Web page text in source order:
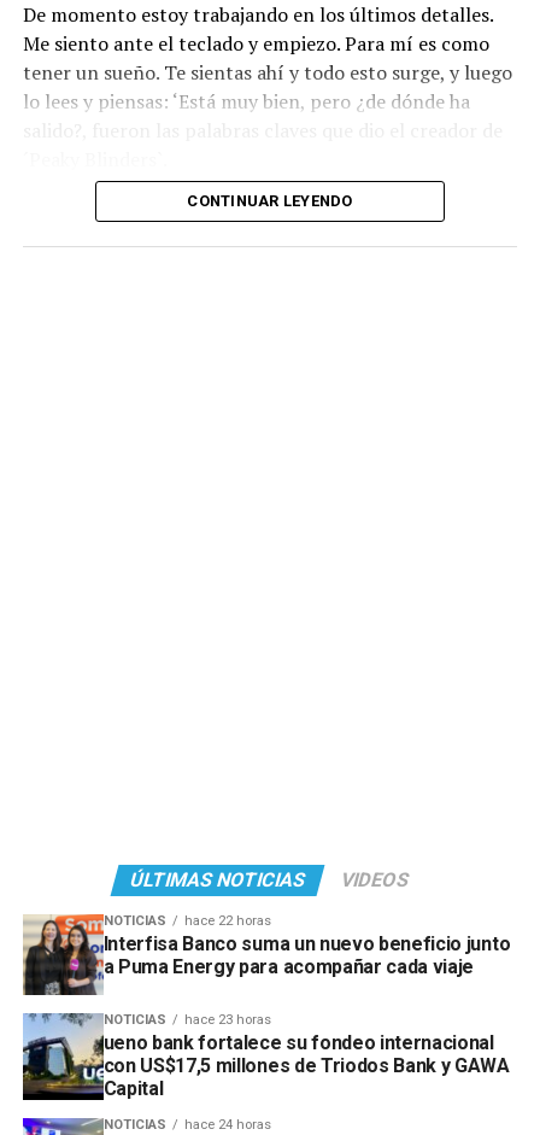
De momento estoy trabajando en los últimos detalles.
Me siento ante el teclado y empiezo. Para mí es como
tener un sueño. Te sientas ahí y todo esto surge, y luego
lo lees y piensas: ‘Está muy bien, pero ¿de dónde ha
CONTINUAR LEYENDO
ÚLTIMAS NOTICIAS VIDEOS
NOTICIAS hace 22 horas
Interfisa Banco suma un nuevo beneficio junto
a Puma Energy para acompañar cada viaje
NOTICIAS hace 23 horas
ueno bank fortalece su fondeo internacional
con US$17,5 millones de Triodos Bank y GAWA
Capital
NOTICIAS hace 24 horas